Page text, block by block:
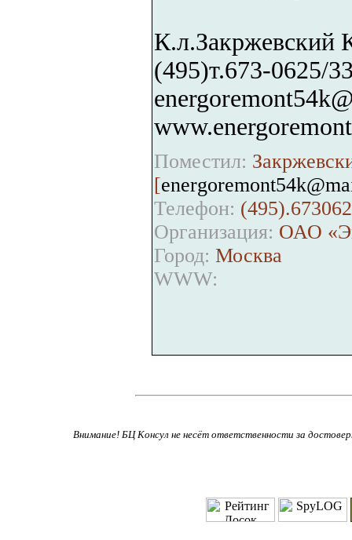
К.л.Закржевский
(495)т.673-0625/
Поместил:
[
Телефон:
Организация: ОАО
Город: Москва
WWW:
Внимание! БЦ Консул не несёт ответственности за